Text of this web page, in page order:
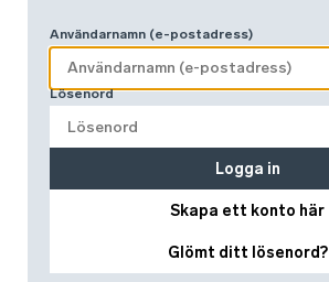
Användarnamn (e-postadress)
Lösenord
Skapa ett konto här
Glömt ditt lösenord?
Logga in